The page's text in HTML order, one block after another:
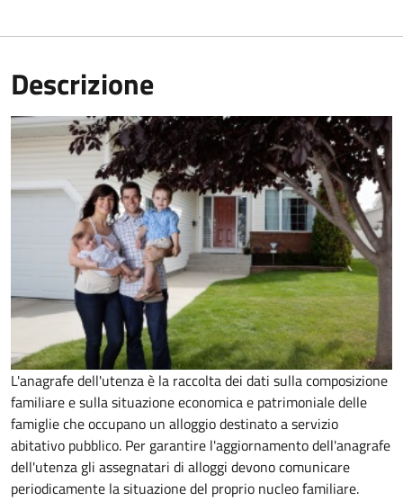
Descrizione
L'anagrafe dell'utenza è la raccolta dei dati sulla composizione
familiare e sulla situazione economica e patrimoniale delle
famiglie che occupano un alloggio destinato a servizio
abitativo pubblico. Per garantire l'aggiornamento dell'anagrafe
dell'utenza gli assegnatari di alloggi devono comunicare
periodicamente la situazione del proprio nucleo familiare.